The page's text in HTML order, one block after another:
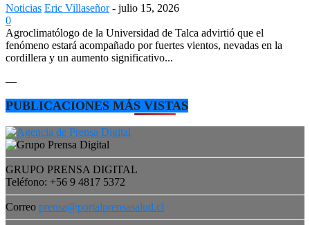
Noticias Eric Villaseñor - julio 15, 2026
0
Agroclimatólogo de la Universidad de Talca advirtió que el
fenómeno estará acompañado por fuertes vientos, nevadas en la
cordillera y un aumento significativo...
—
PUBLICACIONES MÁS VISTAS
GRUPO PRENSA DIGITAL
Teléfono: +56 9 4817 5372
Correo prensa@portalprensasalud.cl